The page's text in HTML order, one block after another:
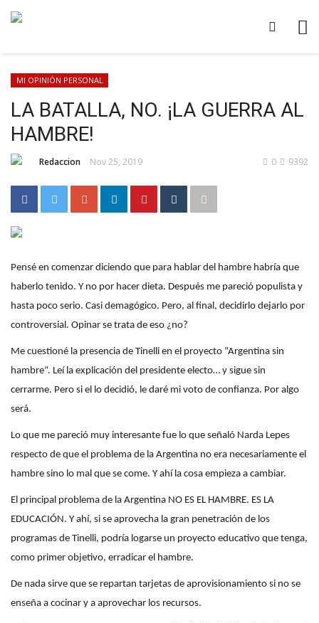
MI OPINIÓN PERSONAL
LA BATALLA, NO. ¡LA GUERRA AL
HAMBRE!
Redaccion Nov 25, 2019 9392
0
Pensé en comenzar diciendo que para hablar del hambre habría que
haberlo tenido. Y no por hacer dieta. Después me pareció populista y
hasta poco serio. Casi demagógico. Pero, al final, decidirlo dejarlo por
controversial. Opinar se trata de eso ¿no?
Me cuestioné la presencia de Tinelli en el proyecto “Argentina sin
hambre”. Leí la explicación del presidente electo… y sigue sin
cerrarme. Pero si el lo decidió, le daré mi voto de confianza. Por algo
será.
Lo que me pareció muy interesante fue lo que señaló Narda Lepes
respecto de que el problema de la Argentina no era necesariamente el
hambre sino lo mal que se come. Y ahí la cosa empieza a cambiar.
El principal problema de la Argentina NO ES EL HAMBRE. ES LA
EDUCACIÓN. Y ahí, si se aprovecha la gran penetración de los
programas de Tinelli, podría logarse un proyecto educativo que tenga,
como primer objetivo, erradicar el hambre.
De nada sirve que se repartan tarjetas de aprovisionamiento si no se
enseña a cocinar y a aprovechar los recursos.